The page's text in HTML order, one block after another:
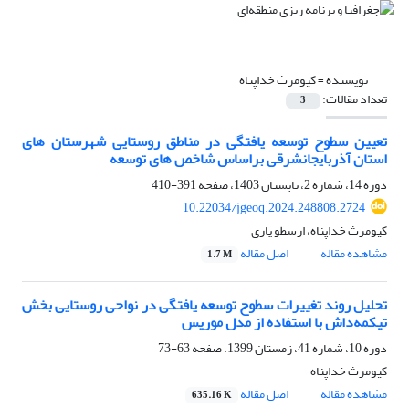
نویسنده =کیومرث خداپناه
تعداد مقالات: 3
تعیین سطوح توسعه یافتگی در مناطق روستایی شهرستان های
استان آذربایجانشرقی براساس شاخص های توسعه
دوره 14، شماره 2، تابستان 1403، صفحه
391-410
10.22034/jgeoq.2024.248808.2724
کیومرث خداپناه، ارسطو یاری
مشاهده مقاله
اصل مقاله 1.7 M
تحلیل روند تغییرات سطوح توسعه یافتگی در نواحی روستایی بخش
تیکمه‌داش با استفاده از مدل موریس
دوره 10، شماره 41، زمستان 1399، صفحه
63-73
کیومرث خداپناه
مشاهده مقاله
اصل مقاله 635.16 K